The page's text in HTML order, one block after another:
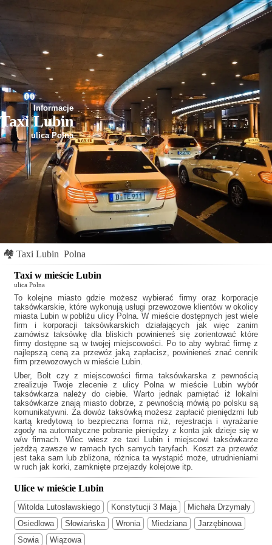
Informacje
Taxi Lubin
ulica Polna
🏘 Taxi Lubin Polna
Taxi w mieście Lubin
ulica Polna
To kolejne miasto gdzie możesz wybierać firmy oraz korporacje
taksówkarskie, które wykonują usługi przewozowe klientów w okolicy
miasta Lubin w pobliżu ulicy Polna. W mieście dostępnych jest wiele
firm i korporacji taksówkarskich działających jakwięc zanim
zamówisz taksówkę dla bliskich powinieneś się zorientować które
firmy dostępne są w twojej miejscowości. Po to aby wybrać firmę z
najlepszą ceną za przewóz jaką zapłacisz, powinieneś znać cennik
firm przewozowych w mieście Lubin.
Uber, Bolt czy z miejscowości firma taksówkarska z pewnością
zrealizuje Twoje zlecenie z ulicy Polna w mieście Lubin wybór
taksówkarza należy do ciebie. Warto jednak pamiętać iż lokalni
taksówkarze znają miasto dobrze, z pewnością mówią po polsku są
komunikatywni. Za dowóz taksówką możesz zapłacić pieniędzmi lub
kartą kredytową to bezpieczna forma niż, rejestracja i wyrażanie
zgody na automatyczne pobranie pieniędzy z konta jak dzieje się w
w/w firmach. Wiec wiesz że taxi Lubin i miejscowi taksówkarze
jeżdżą zawsze w ramach tych samych taryfach. Koszt za przewóz
jest taka sam lub zbliżona, różnica ta wystąpić może, utrudnieniami
w ruch jak korki, zamknięte przejazdy kolejowe itp.
Ulice w mieście Lubin
Witolda Lutosławskiego Konstytucji 3 Maja
Michała Drzymały
Osiedlowa
Słowiańska Wronia Miedziana
Jarzębinowa
Sowia
Wiązowa